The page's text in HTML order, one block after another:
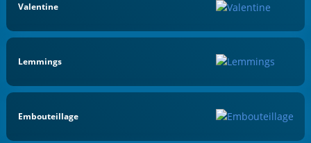
Valentine
Lemmings
Embouteillage